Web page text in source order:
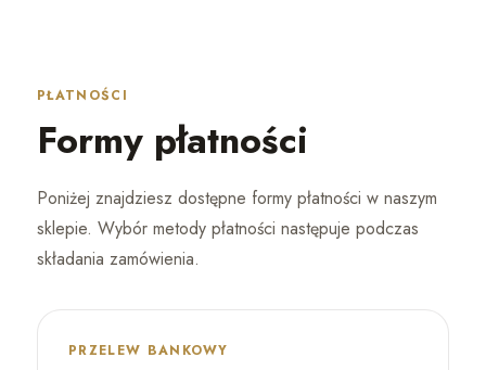
PŁATNOŚCI
Formy płatności
Poniżej znajdziesz dostępne formy płatności w naszym
sklepie. Wybór metody płatności następuje podczas
składania zamówienia.
PRZELEW BANKOWY